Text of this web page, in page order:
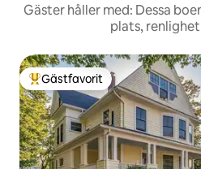
Gäster håller med: Dessa
plats,
Populär gästfavorit
Gästfavorit